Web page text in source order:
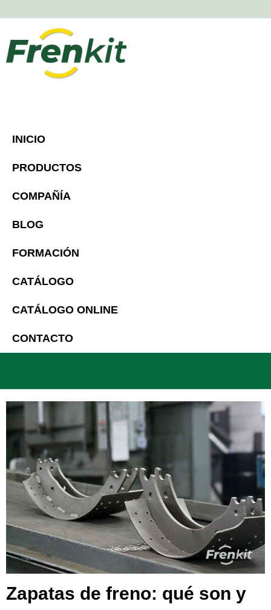
INICIO
PRODUCTOS
COMPAÑÍA
BLOG
FORMACIÓN
CATÁLOGO
CATÁLOGO ONLINE
CONTACTO
Zapatas de freno: qué son y